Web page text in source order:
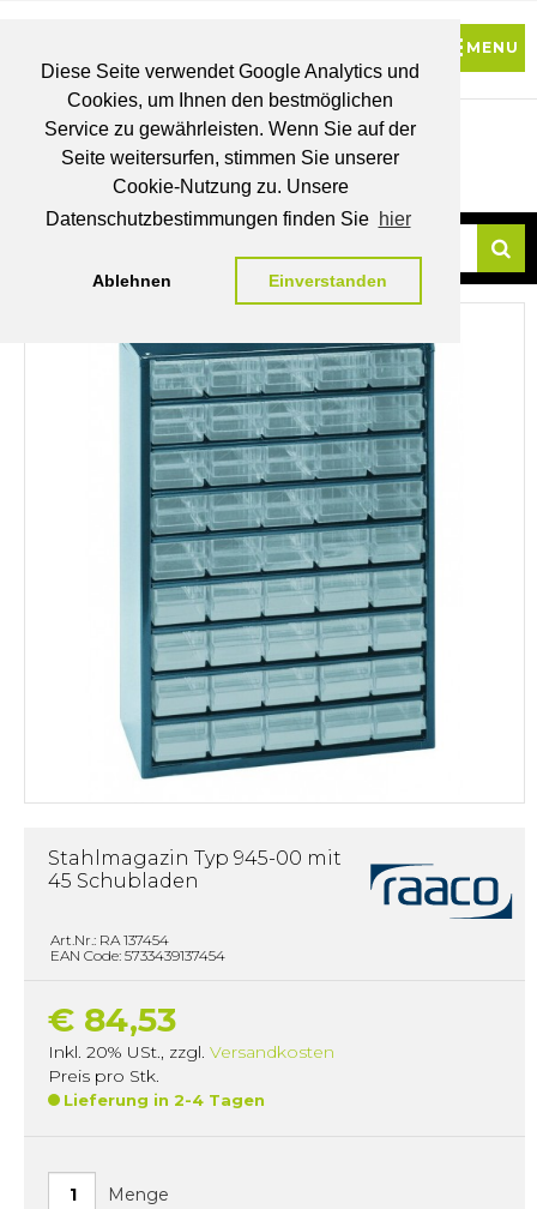
Diese Seite verwendet Google Analytics und
Cookies, um Ihnen den bestmöglichen
Service zu gewährleisten. Wenn Sie auf der
Seite weitersurfen, stimmen Sie unserer
Cookie-Nutzung zu. Unsere
Datenschutzbestimmungen finden Sie hier
Ablehnen Einverstanden
BRUTTO
PREISE
MEIN
WUNSCHLISTE
Stahlmagazin Typ 945-00 mit
45 Schubladen
Art.Nr.: RA 137454
EAN Code: 5733439137454
€ 84,53
Inkl. 20% USt. zzgl. Versandkosten
Preis pro Stk.
Lieferung in 2-4 Tagen
Menge